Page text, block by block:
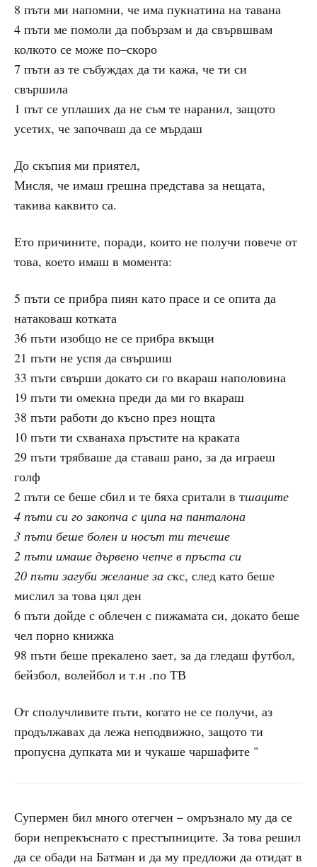
8 пъти ми напомни, че има пукнатина на тавана
4 пъти ме помоли да побързам и да свървшвам
колкото се може по–скоро
7 пъти аз те събуждах да ти кажа, че ти си
свършила
1 път се уплаших да не съм те наранил, защото
усетих, че започваш да се мърдаш
До скъпия ми приятел,
Мисля, че имаш грешна представа за нещата,
такива каквито са.
Ето причините, поради, които не получи повече от
това, което имаш в момента:
5 пъти се прибра пиян като прасе и се опита да
натаковаш котката
36 пъти изобщо не се прибра вкъщи
21 пъти не успя да свършиш
33 пъти свърши докато си го вкараш наполовина
19 пъти ти омекна преди да ми го вкараш
38 пъти работи до късно през нощта
10 пъти ти схванаха пръстите на краката
29 пъти трябваше да ставаш рано, за да играеш
голф
2 пъти се беше сбил и те бяха сритали в тшаците
4 пъти си го закопча с ципа на панталона
3 пъти беше болен и носът ти течеше
2 пъти имаше дървено чепче в пръста си
20 пъти загуби желание за скс, след като беше
мислил за това цял ден
6 пъти дойде с облечен с пижамата си, докато беше
чел порно книжка
98 пъти беше прекалено зает, за да гледаш футбол,
бейзбол, волейбол и т.н .по ТВ
От сполучливите пъти, когато не се получи, аз
продължавах да лежа неподвижно, защото ти
пропусна дупката ми и чукаше чаршафите "
Супермен бил много отегчен – омръзнало му да се
бори непрекъснато с престъпниците. За това решил
да се обади на Батман и да му предложи да отидат в